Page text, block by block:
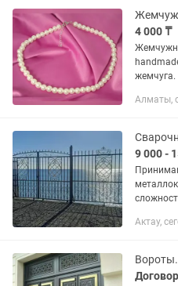
дома...
4 000 ₸
пишите в
Алматы,
9 000 -
Актау,